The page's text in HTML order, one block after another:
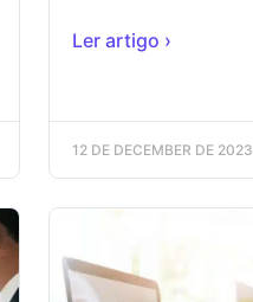
Ler artigo ›
12 DE DECEMBER DE 2023